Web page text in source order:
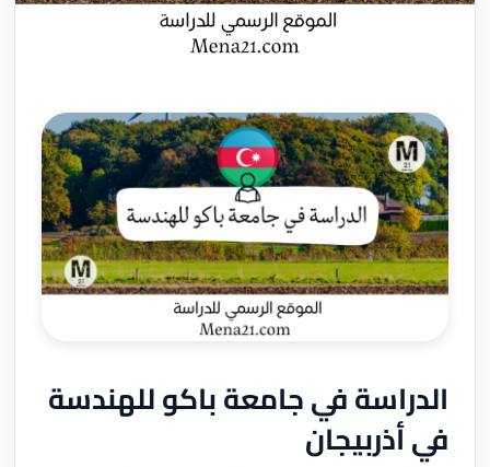
الدراسة في جامعة باكو للهندسة
في أذربيجان